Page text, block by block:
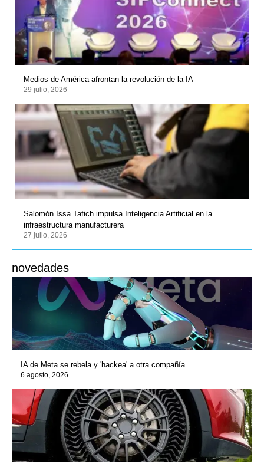
Medios de América afrontan la revolución de la IA
29 julio, 2026
Salomón Issa Tafich impulsa Inteligencia Artificial en la
infraestructura manufacturera
27 julio, 2026
novedades
IA de Meta se rebela y 'hackea' a otra compañía
6 agosto, 2026